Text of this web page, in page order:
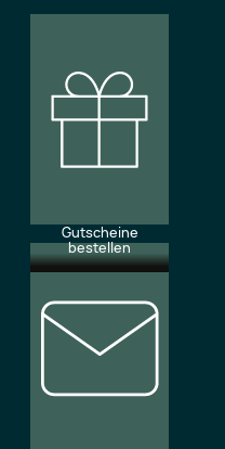
Gutscheine
bestellen